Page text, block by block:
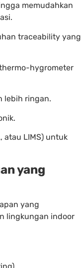
memudahkan
traceability yang
hygrometer
lebih ringan.
atau LIMS) untuk
yang
yang
lingkungan indoor